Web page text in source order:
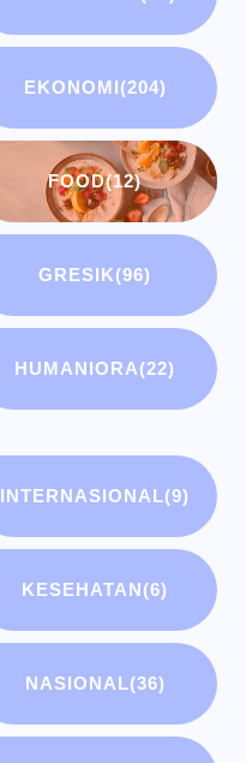
EKONOMI(204)
FOOD(12)
GRESIK(96)
HUMANIORA(22)
INTERNASIONAL(9)
KESEHATAN(6)
NASIONAL(36)